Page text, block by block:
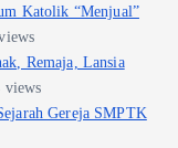
Katolik “Menjual”
Remaja, Lansia
views
Gereja SMPTK